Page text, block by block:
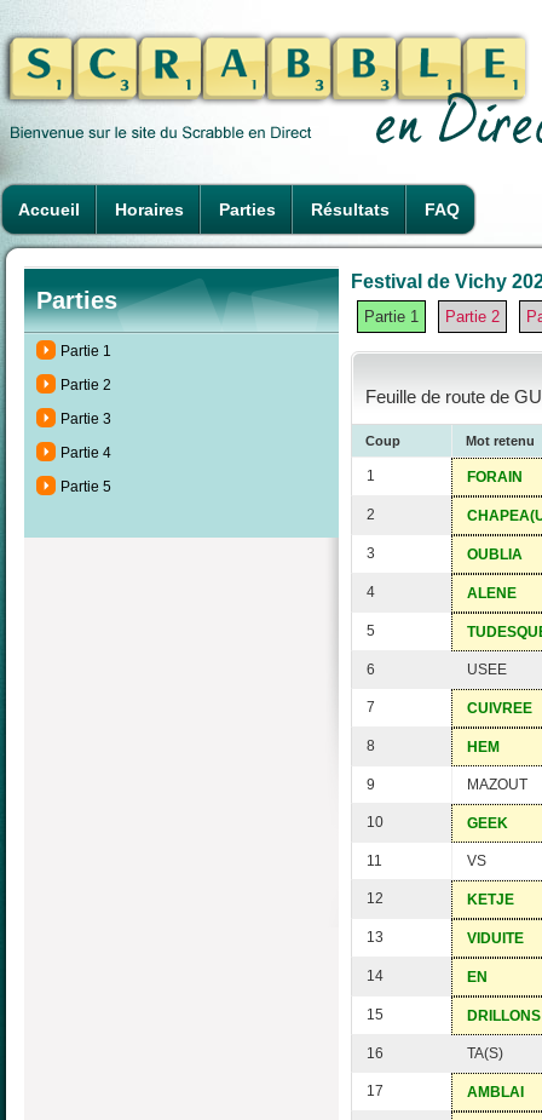
Accueil Horaires Parties Résultats FAQ
Parties
Partie 1
Partie 2
Partie 3
Partie 4
Partie 5
Festival de Vichy
Partie 1 Partie 2
Feuille de route de
Coup Mot retenu
1 FORAIN
2
3 OUBLIA
4 ALENE
5
6 USEE
7 CUIVREE
8 HEM
9 MAZOUT
10 GEEK
11 VS
12 KETJE
13 VIDUITE
14 EN
15 DRILLONS
16 TA(S)
17 AMBLAI